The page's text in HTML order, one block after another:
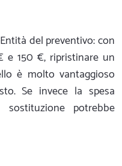
Entità del preventivo: con
150 €, ripristinare un
è molto vantaggioso
Se invece la spesa
potrebbe